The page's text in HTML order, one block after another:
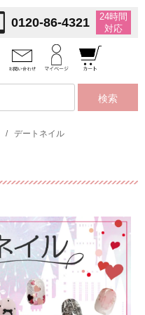
0120-86-4321
24時間
対応
検索
/ デートネイル